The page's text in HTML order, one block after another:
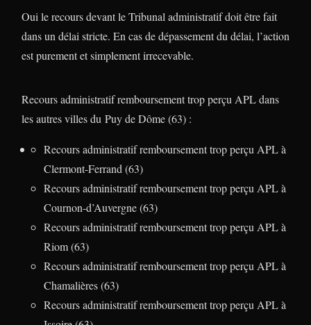
Oui le recours devant le Tribunal administratif doit être fait
dans un délai stricte. En cas de dépassement du délai, l’action
est purement et simplement irrecevable.
Recours administratif remboursement trop perçu APL dans
les autres villes du Puy de Dôme (63) :
Recours administratif remboursement trop perçu APL à
Clermont-Ferrand (63)
Recours administratif remboursement trop perçu APL à
Cournon-d’Auvergne (63)
Recours administratif remboursement trop perçu APL à
Riom (63)
Recours administratif remboursement trop perçu APL à
Chamalières (63)
Recours administratif remboursement trop perçu APL à